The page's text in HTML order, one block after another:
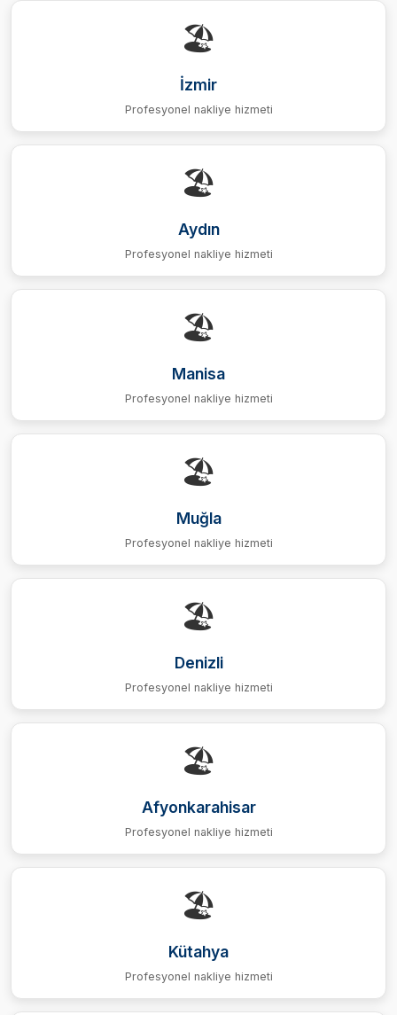
🏖️
İzmir
Profesyonel nakliye hizmeti
🏖️
Aydın
Profesyonel nakliye hizmeti
🏖️
Manisa
Profesyonel nakliye hizmeti
🏖️
Muğla
Profesyonel nakliye hizmeti
🏖️
Denizli
Profesyonel nakliye hizmeti
🏖️
Afyonkarahisar
Profesyonel nakliye hizmeti
🏖️
Kütahya
Profesyonel nakliye hizmeti